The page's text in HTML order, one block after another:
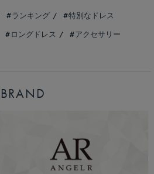
ランキング
特別なドレス
ロングドレス アクセサリー
BRAND